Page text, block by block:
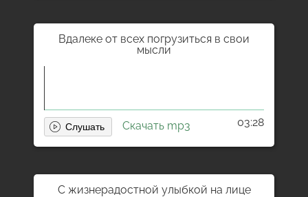
Вдалеке от всех погрузиться в свои
мысли
Скачать mp3 03:28
С жизнерадостной улыбкой на лице